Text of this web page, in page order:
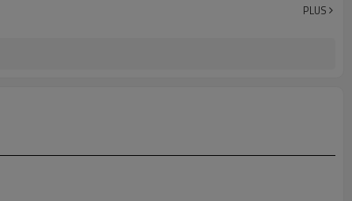
PLUS